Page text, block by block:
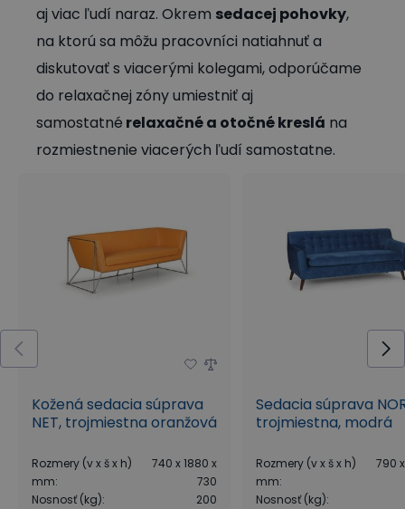
aj viac ľudí naraz. Okrem sedacej pohovky,
na ktorú sa môžu pracovníci natiahnuť a
diskutovať s viacerými kolegami, odporúčame
do relaxačnej zóny umiestniť aj
samostatné relaxačné a otočné kreslá na
rozmiestnenie viacerých ľudí samostatne.
Kožená sedacia súprava
NET, trojmiestna oranžová
Rozmery (v x š x h)
mm:
740 x 1880 x
730
Nosnosť (kg):
200
Sedacia súprava
trojmiestna, modrá
Rozmery (v x š x h)
mm:
790
Nosnosť (kg):